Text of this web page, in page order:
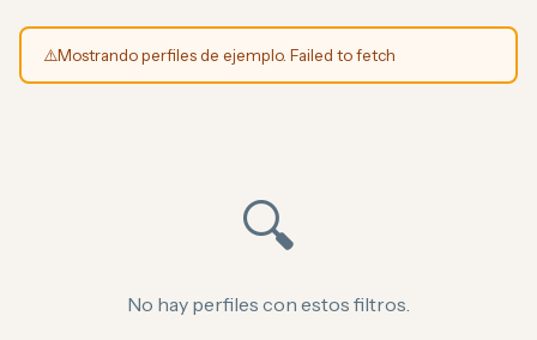
⚠️Mostrando perfiles de ejemplo. Failed to fetch
🔍
No hay perfiles con estos filtros.